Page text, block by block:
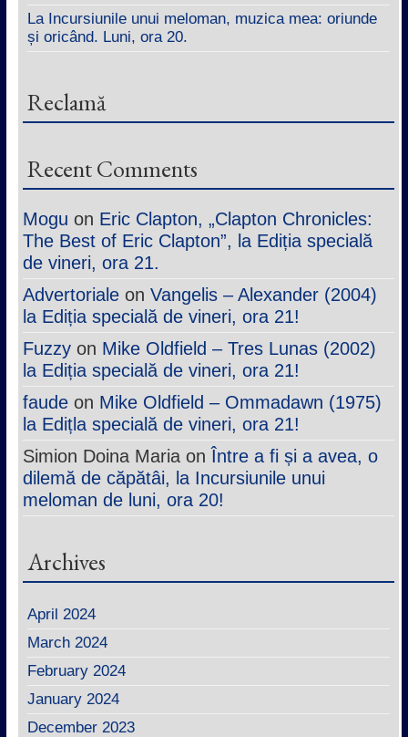
La Incursiunile unui meloman, muzica mea: oriunde
și oricând. Luni, ora 20.
Reclamă
Recent Comments
Mogu on Eric Clapton, „Clapton Chronicles:
The Best of Eric Clapton”, la Ediția specială
de vineri, ora 21.
Advertorialeon Vangelis – Alexander (2004)
la Ediția specială de vineri, ora 21!
Fuzzyon Mike Oldfield – Tres Lunas (2002)
la Ediția specială de vineri, ora 21!
faudeon Mike Oldfield – Ommadawn (1975)
la Edițla specială de vineri, ora 21!
Simion Doina MariaonÎntre a fi și a avea, o
dilemă de căpătâi, la Incursiunile unui
meloman de luni, ora 20!
Archives
April 2024
March 2024
February 2024
January 2024
December 2023